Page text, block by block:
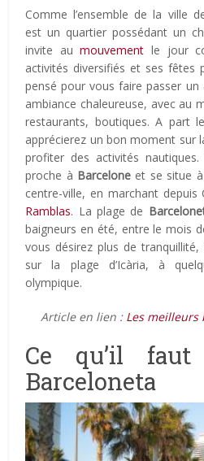
Comme l’ensemble de la ville
est un quartier possédant un
invite aumouvement le jour
activités diversifiés et ses fêtes
pensé pour vous faire passer
ambiance chaleureuse, avec au
restaurants, boutiques. A part
apprécierez un bon moment sur
profiter des activités
proche à Barcelone et se situe
centre-ville, en marchant
Ramblas. La plage de
baigneurs en été, entre le mois
vous désirez plus de
sur la plage d’Icària, à
olympique.
Article en lien : Les meilleurs
Ce qu’il
Barceloneta